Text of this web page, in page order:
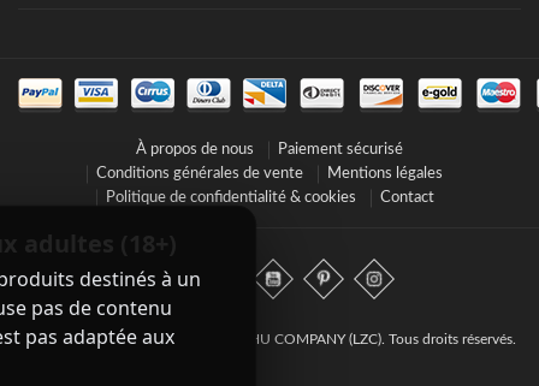
À propos de nous
Paiement sécurisé
Conditions générales de vente
Mentions légales
Politique de confidentialité & cookies
Contact
© 2021–2026 Nuptiaa – LIU ZHUZHU COMPANY (LZC). Tous droits réservés.
adultes (18+)
destinés à un
pas de contenu
pas adaptée aux